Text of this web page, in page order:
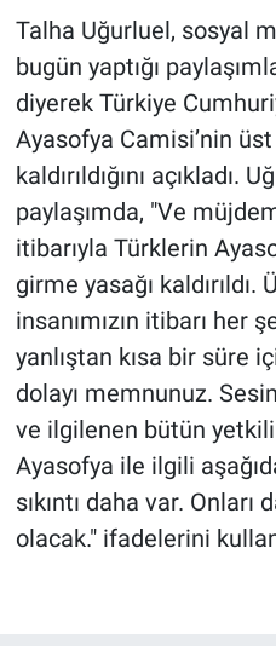
Talha Uğurluel, sosyal
bugün yaptığı
diyerek Türkiye
Ayasofya Camisi’nin üst
kaldırıldığını açıkladı.
paylaşımda, "Ve
itibarıyla Türklerin
girme yasağı kaldırıldı.
insanımızın itibarı her
yanlıştan kısa bir süre
dolayı memnunuz.
ve ilgilenen bütün
Ayasofya ile ilgili
sıkıntı daha var.
olacak." ifadelerini